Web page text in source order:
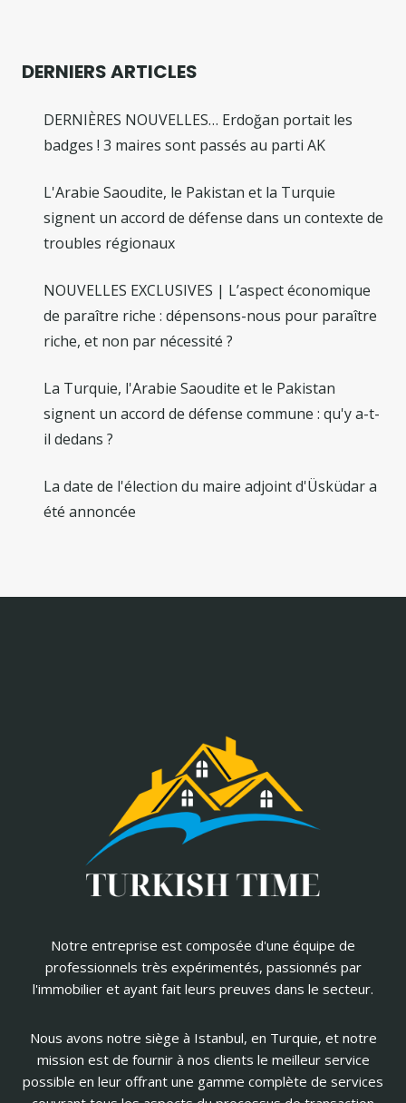
DERNIERS ARTICLES
DERNIÈRES NOUVELLES… Erdoğan portait les
badges ! 3 maires sont passés au parti AK
L'Arabie Saoudite, le Pakistan et la Turquie
signent un accord de défense dans un contexte de
troubles régionaux
NOUVELLES EXCLUSIVES | L’aspect économique
de paraître riche : dépensons-nous pour paraître
riche, et non par nécessité ?
La Turquie, l'Arabie Saoudite et le Pakistan
signent un accord de défense commune : qu'y a-t-
il dedans ?
La date de l'élection du maire adjoint d'Üsküdar a
été annoncée
Notre entreprise est composée d'une équipe de
professionnels très expérimentés, passionnés par
l'immobilier et ayant fait leurs preuves dans le secteur.
Nous avons notre siège à Istanbul, en Turquie, et notre
mission est de fournir à nos clients le meilleur service
possible en leur offrant une gamme complète de services